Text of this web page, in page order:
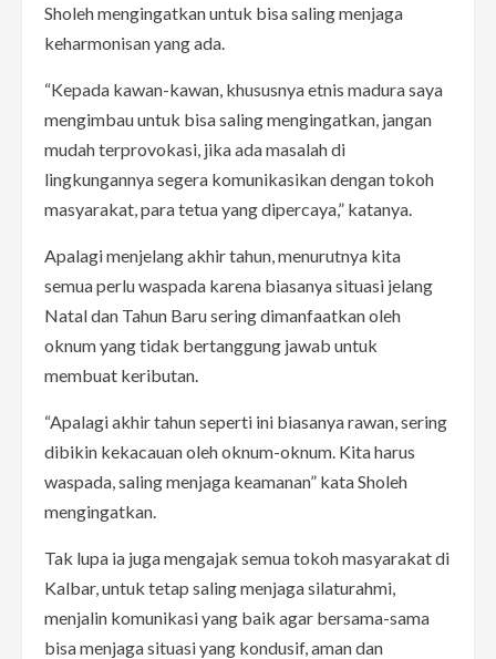
Sholeh mengingatkan untuk bisa saling menjaga
keharmonisan yang ada.
“Kepada kawan-kawan, khususnya etnis madura saya
mengimbau untuk bisa saling mengingatkan, jangan
mudah terprovokasi, jika ada masalah di
lingkungannya segera komunikasikan dengan tokoh
masyarakat, para tetua yang dipercaya,” katanya.
Apalagi menjelang akhir tahun, menurutnya kita
semua perlu waspada karena biasanya situasi jelang
Natal dan Tahun Baru sering dimanfaatkan oleh
oknum yang tidak bertanggung jawab untuk
membuat keributan.
“Apalagi akhir tahun seperti ini biasanya rawan, sering
dibikin kekacauan oleh oknum-oknum. Kita harus
waspada, saling menjaga keamanan” kata Sholeh
mengingatkan.
Tak lupa ia juga mengajak semua tokoh masyarakat di
Kalbar, untuk tetap saling menjaga silaturahmi,
menjalin komunikasi yang baik agar bersama-sama
bisa menjaga situasi yang kondusif, aman dan